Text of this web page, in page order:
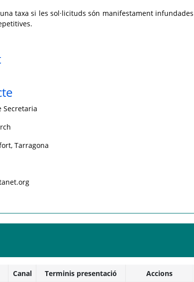
taxa si les sol·licituds són manifestament infundades
Secretaria
Tarragona
Canal Terminis presentació
Accions